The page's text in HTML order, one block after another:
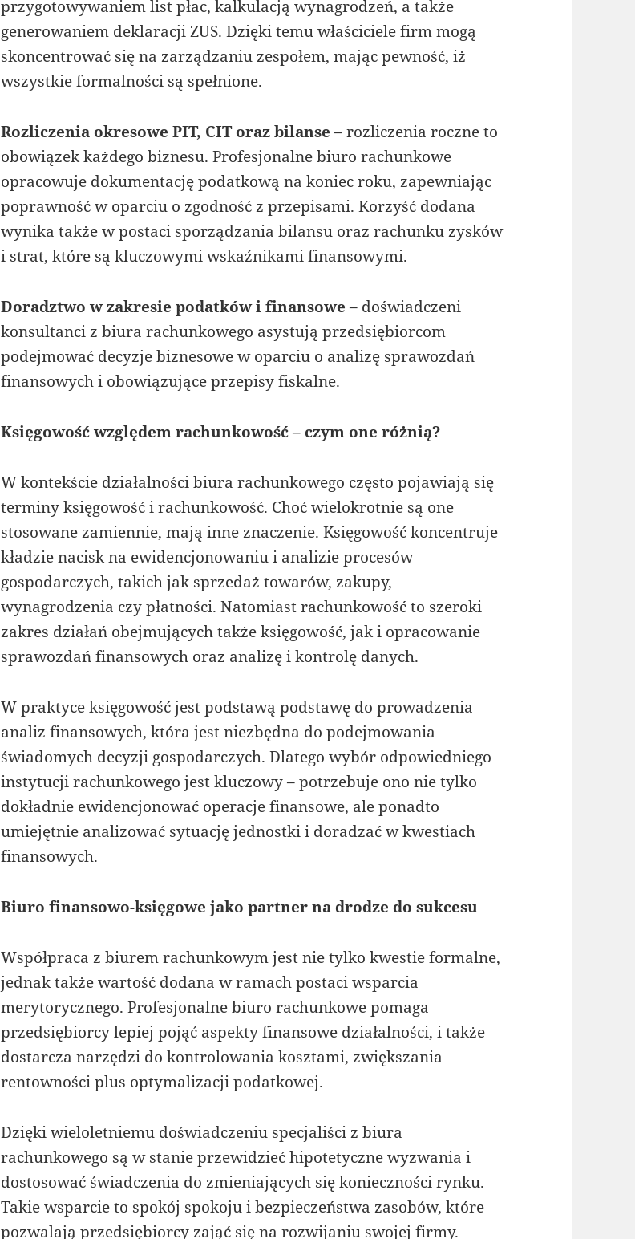
przygotowywaniem list płac, kalkulacją wynagrodzeń, a także
generowaniem deklaracji ZUS. Dzięki temu właściciele firm mogą
skoncentrować się na zarządzaniu zespołem, mając pewność, iż
wszystkie formalności są spełnione.
Rozliczenia okresowe PIT, CIT oraz bilanse – rozliczenia roczne to
obowiązek każdego biznesu. Profesjonalne biuro rachunkowe
opracowuje dokumentację podatkową na koniec roku, zapewniając
poprawność w oparciu o zgodność z przepisami. Korzyść dodana
wynika także w postaci sporządzania bilansu oraz rachunku zysków
i strat, które są kluczowymi wskaźnikami finansowymi.
Doradztwo w zakresie podatków i finansowe – doświadczeni
konsultanci z biura rachunkowego asystują przedsiębiorcom
podejmować decyzje biznesowe w oparciu o analizę sprawozdań
finansowych i obowiązujące przepisy fiskalne.
Księgowość względem rachunkowość – czym one różnią?
W kontekście działalności biura rachunkowego często pojawiają się
terminy księgowość i rachunkowość. Choć wielokrotnie są one
stosowane zamiennie, mają inne znaczenie. Księgowość koncentruje
kładzie nacisk na ewidencjonowaniu i analizie procesów
gospodarczych, takich jak sprzedaż towarów, zakupy,
wynagrodzenia czy płatności. Natomiast rachunkowość to szeroki
zakres działań obejmujących także księgowość, jak i opracowanie
sprawozdań finansowych oraz analizę i kontrolę danych.
W praktyce księgowość jest podstawą podstawę do prowadzenia
analiz finansowych, która jest niezbędna do podejmowania
świadomych decyzji gospodarczych. Dlatego wybór odpowiedniego
instytucji rachunkowego jest kluczowy – potrzebuje ono nie tylko
dokładnie ewidencjonować operacje finansowe, ale ponadto
umiejętnie analizować sytuację jednostki i doradzać w kwestiach
finansowych.
Biuro finansowo-księgowe jako partner na drodze do sukcesu
Współpraca z biurem rachunkowym jest nie tylko kwestie formalne,
jednak także wartość dodana w ramach postaci wsparcia
merytorycznego. Profesjonalne biuro rachunkowe pomaga
przedsiębiorcy lepiej pojąć aspekty finansowe działalności, i także
dostarcza narzędzi do kontrolowania kosztami, zwiększania
rentowności plus optymalizacji podatkowej.
Dzięki wieloletniemu doświadczeniu specjaliści z biura
rachunkowego są w stanie przewidzieć hipotetyczne wyzwania i
dostosować świadczenia do zmieniających się konieczności rynku.
Takie wsparcie to spokój spokoju i bezpieczeństwa zasobów, które
pozwalają przedsiębiorcy zająć się na rozwijaniu swojej firmy.